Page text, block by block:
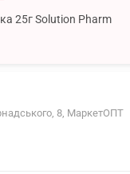
25г Solution Pharm
8, МаркетОПТ